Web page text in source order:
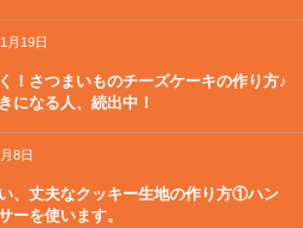
月19日
！さつまいものチーズケーキの作り方♪
になる人、続出中！
8日
、丈夫なクッキー生地の作り方①ハン
ーを使います。